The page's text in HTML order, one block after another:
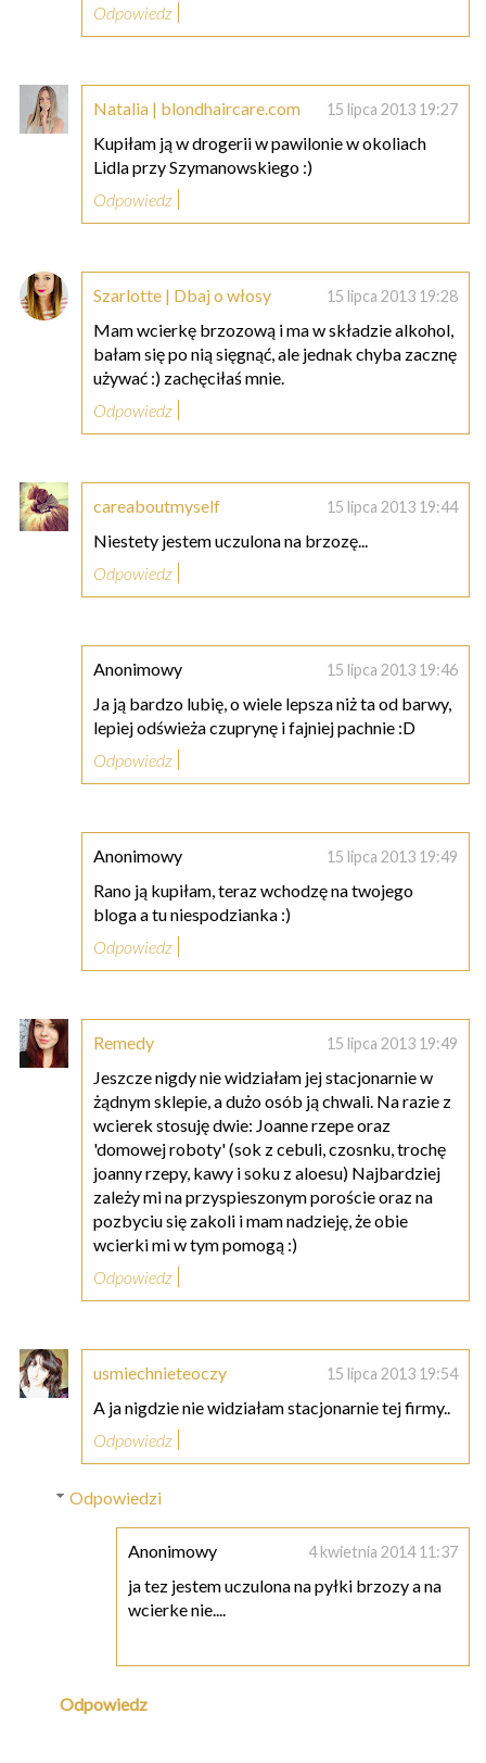
Odpowiedz
Natalia | blondhaircare.com 15 lipca 2013 19:27
Kupiłam ją w drogerii w pawilonie w okoliach
Lidla przy Szymanowskiego :)
Odpowiedz
Szarlotte | Dbaj o włosy 15 lipca 2013 19:28
Mam wcierkę brzozową i ma w składzie alkohol,
bałam się po nią sięgnąć, ale jednak chyba zacznę
używać :) zachęciłaś mnie.
Odpowiedz
careaboutmyself 15 lipca 2013 19:44
Niestety jestem uczulona na brzozę...
Odpowiedz
Anonimowy 15 lipca 2013 19:46
Ja ją bardzo lubię, o wiele lepsza niż ta od barwy,
lepiej odświeża czuprynę i fajniej pachnie :D
Odpowiedz
Anonimowy 15 lipca 2013 19:49
Rano ją kupiłam, teraz wchodzę na twojego
bloga a tu niespodzianka :)
Odpowiedz
Remedy 15 lipca 2013 19:49
Jeszcze nigdy nie widziałam jej stacjonarnie w
żądnym sklepie, a dużo osób ją chwali. Na razie z
wcierek stosuję dwie: Joanne rzepe oraz
'domowej roboty' (sok z cebuli, czosnku, trochę
joanny rzepy, kawy i soku z aloesu) Najbardziej
zależy mi na przyspieszonym poroście oraz na
pozbyciu się zakoli i mam nadzieję, że obie
wcierki mi w tym pomogą :)
Odpowiedz
usmiechnieteoczy 15 lipca 2013 19:54
A ja nigdzie nie widziałam stacjonarnie tej firmy..
Odpowiedz
Odpowiedzi
Anonimowy 4 kwietnia 2014 11:37
ja tez jestem uczulona na pyłki brzozy a na
wcierke nie....
Odpowiedz